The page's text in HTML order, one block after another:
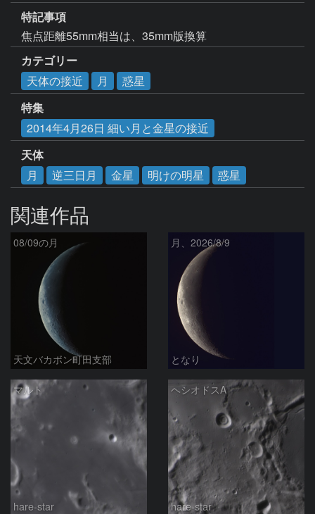
特記事項
焦点距離55mm相当は、35mm版換算
カテゴリー
天体の接近
月
惑星
特集
2014年4月26日 細い月と金星の接近
天体
月
逆三日月 金星 明けの明星 惑星
関連作品
08/09の月
天文バカボン町田支部
月、2026/8/9
となり
マルト
hare-star
ヘシオドスA
hare-star